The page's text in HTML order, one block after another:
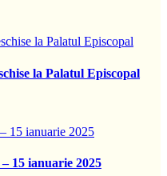
la Palatul Episcopal
15 ianuarie 2025